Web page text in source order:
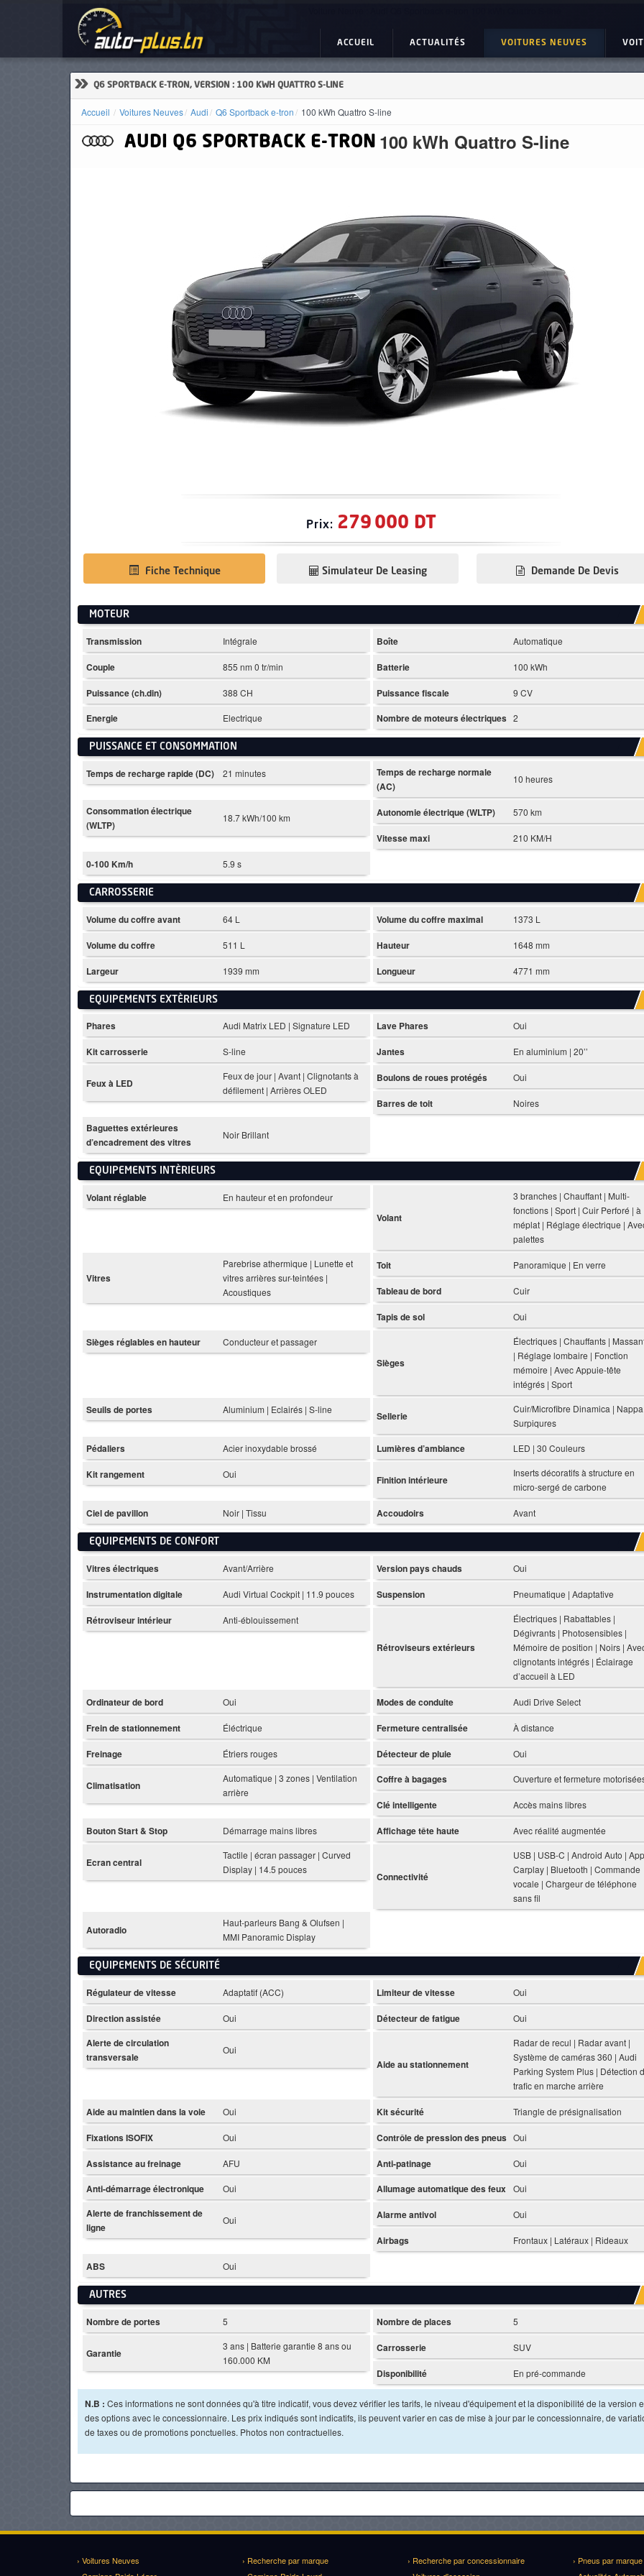
ACCUEIL ACTUALITÉS VOITURES NEUVES
» Q6 SPORTBACK E-TRON, VERSION : 100 KWH QUATTRO S-LINE
Accueil Voitures Neuves Audi Q6 Sportback e-tron 100 kWh Quattro S-line
AUDI Q6 SPORTBACK E-TRON 100 kWh Quattro S-line
Prix: 279 000 DT
Fiche Technique Demande De Devis
Simulateur De Leasing
MOTEUR
Transmission Intégrale Boîte Automatique
Couple 855 nm 0 tr/min Batterie 100 kWh
Puissance (ch.din) 388 CH Puissance fiscale 9 CV
Energie Electrique Nombre de moteurs électriques 2
PUISSANCE ET CONSOMMATION
Temps de recharge rapide (DC) 21 minutes
Temps de recharge normale
(AC)
10 heures
Consommation électrique
(WLTP)
18.7 kWh/100 km Autonomie électrique (WLTP) 570 km
Vitesse maxi 210 KM/H
0-100 Km/h 5.9 s
CARROSSERIE
Volume du coffre avant 64 L Volume du coffre maximal 1373 L
Volume du coffre 511 L Hauteur 1648 mm
Largeur 1939 mm Longueur 4771 mm
EQUIPEMENTS EXTÈRIEURS
Phares Audi Matrix LED | Signature LED Lave Phares Oui
Kit carrosserie S-line Jantes En aluminium | 20’’
Feux à LED
Feux de jour | Avant | Clignotants à
défilement | Arrières OLED
Boulons de roues protégés Oui
Barres de toit Noires
Baguettes extérieures
d’encadrement des vitres
Noir Brillant
EQUIPEMENTS INTÈRIEURS
Volant réglable En hauteur et en profondeur
Volant
3 branches | Chauffant | Multi-
fonctions | Sport | Cuir Perforé | à
méplat | Réglage électrique |
palettes
Vitres
Parebrise athermique | Lunette et
vitres arrières sur-teintées |
Acoustiques
Toit Panoramique | En verre
Tableau de bord Cuir
Tapis de sol Oui
Sièges réglables en hauteur Conducteur et passager
Sièges
Électriques | Chauffants |
| Réglage lombaire | Fonction
mémoire | Avec Appuie-tête
intégrés | Sport
Seuils de portes Aluminium | Eclairés | S-line Sellerie
Cuir/Microfibre Dinamica |
Surpiqures
Pédaliers Acier inoxydable brossé Lumières d’ambiance LED | 30 Couleurs
Kit rangement Oui Finition intérieure
Inserts décoratifs à structure en
micro-sergé de carbone
Ciel de pavillon Noir | Tissu Accoudoirs Avant
EQUIPEMENTS DE CONFORT
Vitres électriques Avant/Arrière Version pays chauds Oui
Instrumentation digitale Audi Virtual Cockpit | 11.9 pouces Suspension Pneumatique | Adaptative
Rétroviseur intérieur Anti-éblouissement
Rétroviseurs extérieurs
Électriques | Rabattables |
Dégivrants | Photosensibles |
Mémoire de position | Noirs |
clignotants intégrés | Éclairage
d’accueil à LED
Ordinateur de bord Oui Modes de conduite Audi Drive Select
Frein de stationnement Éléctrique Fermeture centralisée À distance
Freinage Étriers rouges Détecteur de pluie Oui
Climatisation
Automatique | 3 zones | Ventilation
arrière
Coffre à bagages Ouverture et fermeture
Clé intelligente Accès mains libres
Bouton Start & Stop Démarrage mains libres Affichage tête haute Avec réalité augmentée
Ecran central
Tactile | écran passager | Curved
Display | 14.5 pouces
Connectivité
USB | USB-C | Android Auto |
Carplay | Bluetooth | Commande
vocale | Chargeur de téléphone
sans fil
Autoradio
Haut-parleurs Bang & Olufsen |
MMI Panoramic Display
EQUIPEMENTS DE SÉCURITÉ
Régulateur de vitesse Adaptatif (ACC) Limiteur de vitesse Oui
Direction assistée Oui Détecteur de fatigue Oui
Alerte de circulation
transversale
Oui
Aide au stationnement
Radar de recul | Radar avant |
Système de caméras 360 | Audi
Parking System Plus | Détection
trafic en marche arrière
Aide au maintien dans la voie Oui Kit sécurité Triangle de présignalisation
Fixations ISOFIX Oui Contrôle de pression des pneus Oui
Assistance au freinage AFU Anti-patinage Oui
Anti-démarrage électronique Oui Allumage automatique des feux Oui
Alerte de franchissement de
ligne
Oui Alarme antivol Oui
Airbags Frontaux | Latéraux | Rideaux
ABS Oui
AUTRES
Nombre de portes 5 Nombre de places 5
Garantie
3 ans | Batterie garantie 8 ans ou
160.000 KM
Carrosserie SUV
Disponibilité En pré-commande
N.B : Ces informations ne sont données qu'à titre indicatif, vous devez vérifier les tarifs, le niveau d'équipement et la disponibilité de la version
des options avec le concessionnaire. Les prix indiqués sont indicatifs, ils peuvent varier en cas de mise à jour par le concessionnaire, de
de taxes ou de promotions ponctuelles. Photos non contractuelles.
› Voitures Neuves › Recherche par marque › Recherche par concessionnaire
› Pneus par marque
ACTUALITÉS
VOITURES